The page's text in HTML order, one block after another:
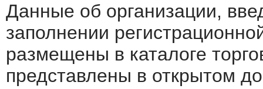
Данные об организации,
заполнении
размещены в каталоге
представлены в открытом